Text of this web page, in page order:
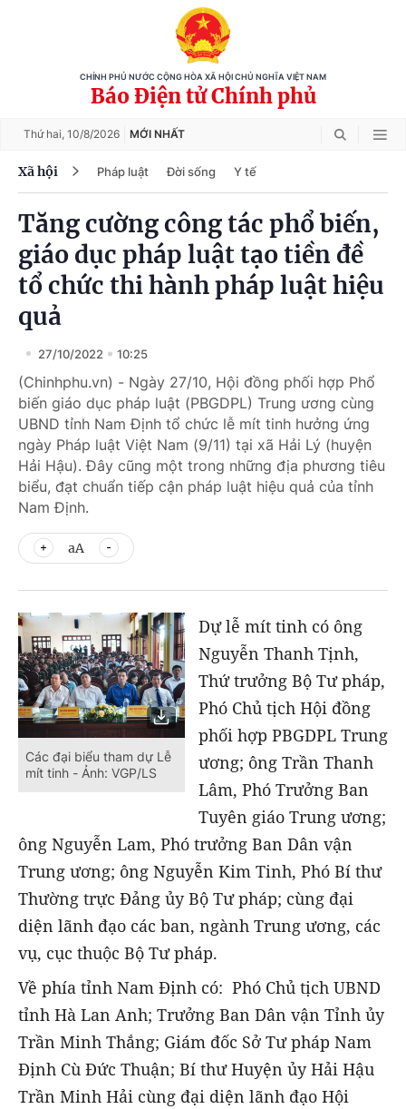
CHÍNH PHỦ NƯỚC CỘNG HÒA XÃ HỘI CHỦ NGHĨA VIỆT NAM
Báo Điện tử Chính phủ
Thứ hai, 10/8/2026 MỚI NHẤT
Xã hội Pháp luật Đời sống Y tế
Tăng cường công tác phổ biến,
giáo dục pháp luật tạo tiền đề
tổ chức thi hành pháp luật hiệu
quả
27/10/2022 10:25
(Chinhphu.vn) - Ngày 27/10, Hội đồng phối hợp Phổ
biến giáo dục pháp luật (PBGDPL) Trung ương cùng
UBND tỉnh Nam Định tổ chức lễ mít tinh hưởng ứng
ngày Pháp luật Việt Nam (9/11) tại xã Hải Lý (huyện
Hải Hậu). Đây cũng một trong những địa phương tiêu
biểu, đạt chuẩn tiếp cận pháp luật hiệu quả của tỉnh
Nam Định.
aA
Các đại biểu tham dự Lễ
mít tinh - Ảnh: VGP/LS
Dự lễ mít tinh có ông
Nguyễn Thanh Tịnh,
Thứ trưởng Bộ Tư pháp,
Phó Chủ tịch Hội đồng
phối hợp PBGDPL Trung
ương; ông Trần Thanh
Lâm, Phó Trưởng Ban
Tuyên giáo Trung ương;
ông Nguyễn Lam, Phó trưởng Ban Dân vận
Trung ương; ông Nguyễn Kim Tinh, Phó Bí thư
Thường trực Đảng ủy Bộ Tư pháp; cùng đại
diện lãnh đạo các ban, ngành Trung ương, các
vụ, cục thuộc Bộ Tư pháp.
Về phía tỉnh Nam Định có: Phó Chủ tịch UBND
tỉnh Hà Lan Anh; Trưởng Ban Dân vận Tỉnh ủy
Trần Minh Thắng; Giám đốc Sở Tư pháp Nam
Định Cù Đức Thuận; Bí thư Huyện ủy Hải Hậu
Trần Minh Hải cùng đại diện lãnh đạo Hội